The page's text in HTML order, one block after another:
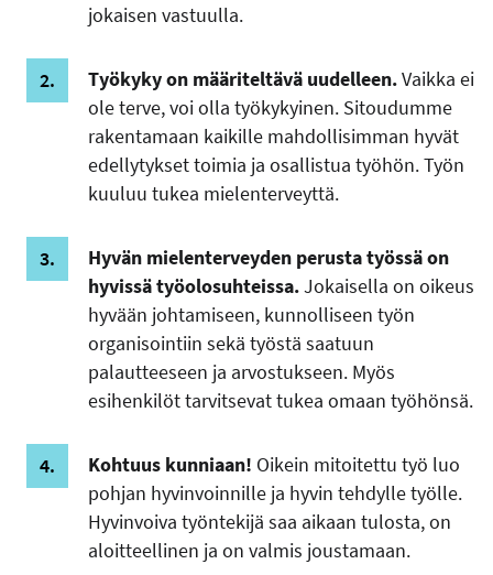
jokaisen vastuulla.
Työkyky on määriteltävä uudelleen.Vaikka ei
ole terve, voi olla työkykyinen. Sitoudumme
rakentamaan kaikille mahdollisimman hyvät
edellytykset toimia ja osallistua työhön. Työn
kuuluu tukea mielenterveyttä.
Hyvän mielenterveyden perusta työssä on
hyvissä työolosuhteissa.Jokaisella on oikeus
hyvään johtamiseen, kunnolliseen työn
organisointiin sekä työstä saatuun
palautteeseen ja arvostukseen. Myös
esihenkilöt tarvitsevat tukea omaan työhönsä.
Kohtuus kunniaan! Oikein mitoitettu työ luo
pohjan hyvinvoinnille ja hyvin tehdylle työlle.
Hyvinvoiva työntekijä saa aikaan tulosta, on
aloitteellinen ja on valmis joustamaan.